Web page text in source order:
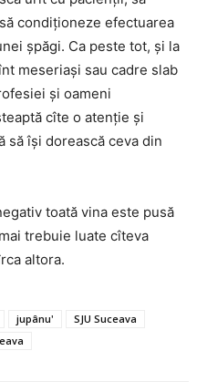
condiționeze efectuarea
șpăgi. Ca peste tot, și la
meseriași sau cadre slab
și oameni
cîte o atenție și
să își dorească ceva din
toată vina este pusă
trebuie luate cîteva
altora.
jupânu'
SJU Suceava